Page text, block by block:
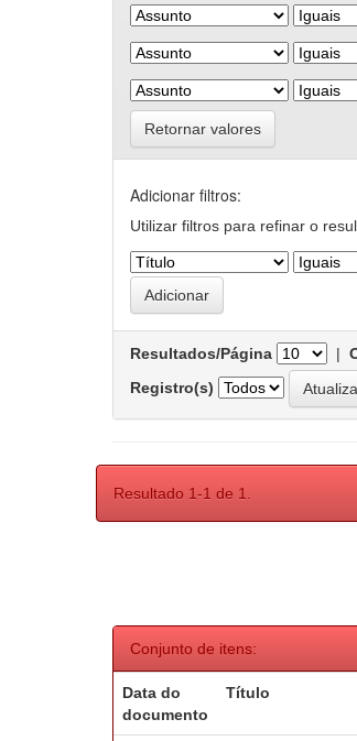
Retornar valores
Adicionar filtros:
Utilizar filtros para refinar o
Resultados/Página |
Registro(s)
Resultado 1-1 de 1.
Conjunto de itens:
Data do
documento
Título